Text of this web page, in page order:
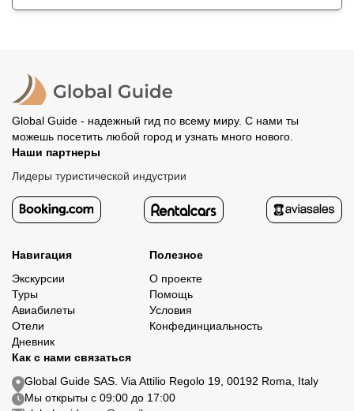
Global Guide - надежный гид по всему миру. С нами ты
можешь посетить любой город и узнать много нового.
Наши партнеры
Лидеры туристической индустрии
Навигация
Экскурсии
Туры
Авиабилеты
Отели
Дневник
Полезное
О проекте
Помощь
Условия
Конфединциальность
Как с нами связаться
Global Guide SAS. Via Attilio Regolo 19, 00192 Roma, Italy
Мы открыты с 09:00 до 17:00